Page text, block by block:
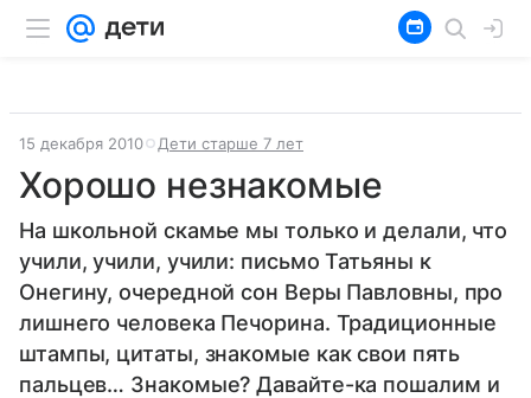
15 декабря 2010 Дети старше 7 лет
Хорошо незнакомые
На школьной скамье мы только и делали, что
учили, учили, учили: письмо Татьяны к
Онегину, очередной сон Веры Павловны, про
лишнего человека Печорина. Традиционные
штампы, цитаты, знакомые как свои пять
пальцев… Знакомые? Давайте-ка пошалим и